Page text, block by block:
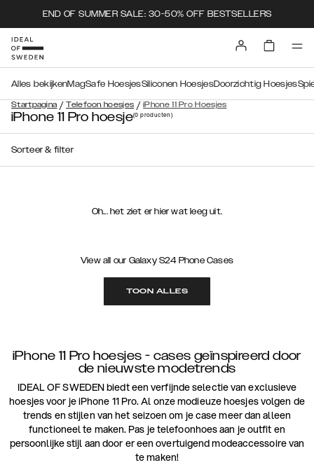
END OF SUMMER SALE: 30-50% OFF BESTSELLERS
Startpagina / Telefoon hoesjes / iPhone 11 Pro Hoesjes
Alles bekijkenMagSafe HoesjesSiliconen HoesjesDoorzichtig Hoesjes
iPhone 11 Pro hoesje(0producten)
Sorteer & filter
Oh... het ziet er hier wat leeg uit.
View all our Galaxy S24 Phone Cases
TOON ALLES
iPhone 11 Pro hoesjes - cases geïnspireerd door
de nieuwste modetrends
IDEAL OF SWEDEN biedt een verfijnde selectie van exclusieve
hoesjes voor je iPhone 11 Pro. Al onze modieuze hoesjes volgen de
trends en stijlen van het seizoen om je case meer dan alleen
functioneel te maken. Pas je telefoonhoes aan je outfit en
persoonlijke stijl aan door er een overtuigend modeaccessoire van
te maken!